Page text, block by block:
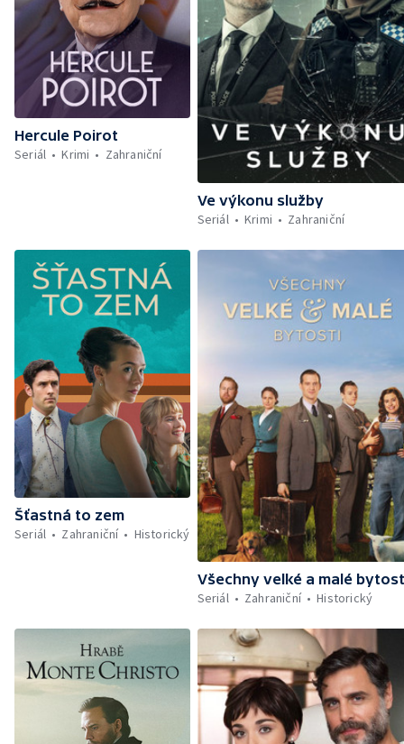
Hercule Poirot
Seriál
Krimi Zahraniční
Ve výkonu služby
Seriál
Krimi Zahraniční
Šťastná to zem
Seriál
Zahraniční Historický
Všechny velké a malé
Seriál
Zahraniční Historický